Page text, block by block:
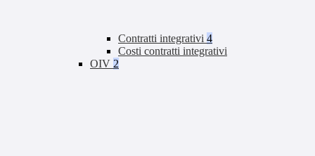
Contratti integrativi 4
Costi contratti integrativi
OIV 2